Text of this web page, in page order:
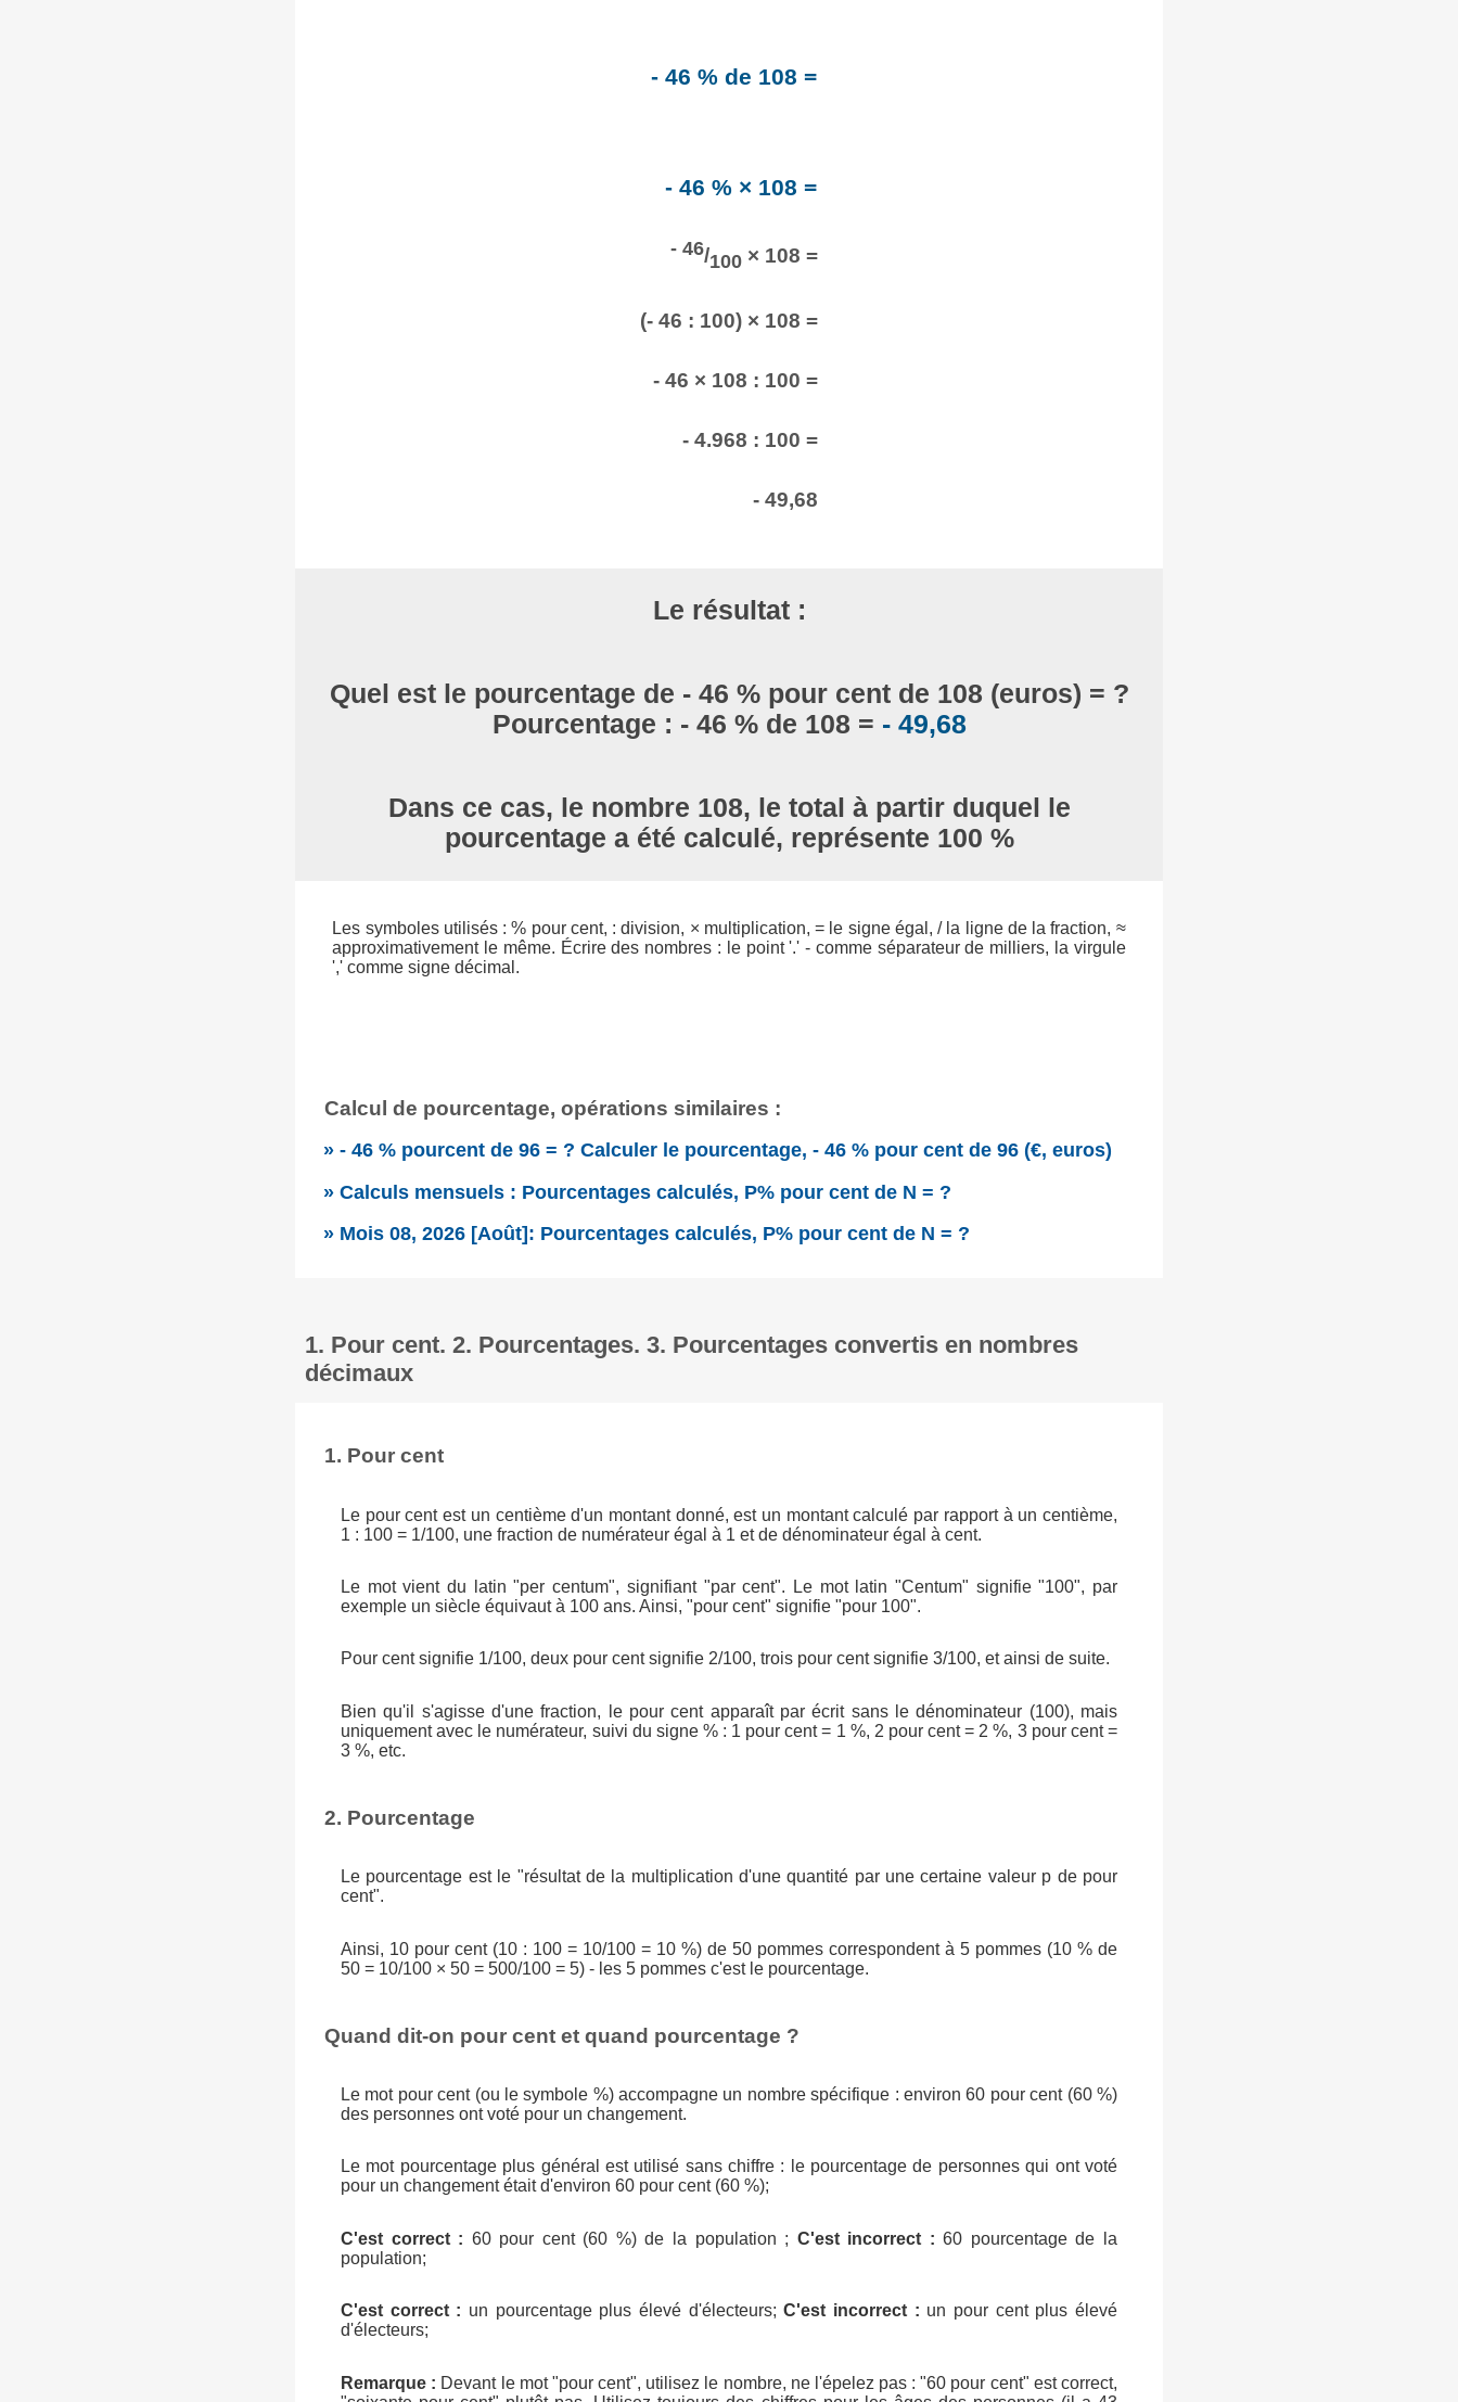
- 46 % de 108 =
- 46 % × 108 =
- 46/100 × 108 =
(- 46 : 100) × 108 =
- 46 × 108 : 100 =
- 4.968 : 100 =
- 49,68
Le résultat :
Quel est le pourcentage de - 46 % pour cent de 108 (euros) = ?
Pourcentage : - 46 % de 108 = - 49,68
Dans ce cas, le nombre 108, le total à partir duquel le
pourcentage a été calculé, représente 100 %
Les symboles utilisés : % pour cent, : division, × multiplication, = le signe égal, / la ligne de la fraction, ≈
approximativement le même. Écrire des nombres : le point '.' - comme séparateur de milliers, la virgule
',' comme signe décimal.
Calcul de pourcentage, opérations similaires :
» - 46 % pourcent de 96 = ? Calculer le pourcentage, - 46 % pour cent de 96 (€, euros)
» Calculs mensuels : Pourcentages calculés, P% pour cent de N = ?
» Mois 08, 2026 [Août]: Pourcentages calculés, P% pour cent de N = ?
1. Pour cent. 2. Pourcentages. 3. Pourcentages convertis en nombres
décimaux
1. Pour cent
Le pour cent est un centième d'un montant donné, est un montant calculé par rapport à un centième,
1 : 100 = 1/100, une fraction de numérateur égal à 1 et de dénominateur égal à cent.
Le mot vient du latin "per centum", signifiant "par cent". Le mot latin "Centum" signifie "100", par
exemple un siècle équivaut à 100 ans. Ainsi, "pour cent" signifie "pour 100".
Pour cent signifie 1/100, deux pour cent signifie 2/100, trois pour cent signifie 3/100, et ainsi de suite.
Bien qu'il s'agisse d'une fraction, le pour cent apparaît par écrit sans le dénominateur (100), mais
uniquement avec le numérateur, suivi du signe % : 1 pour cent = 1 %, 2 pour cent = 2 %, 3 pour cent =
3 %, etc.
2. Pourcentage
Le pourcentage est le "résultat de la multiplication d'une quantité par une certaine valeur p de pour
cent".
Ainsi, 10 pour cent (10 : 100 = 10/100 = 10 %) de 50 pommes correspondent à 5 pommes (10 % de
50 = 10/100 × 50 = 500/100 = 5) - les 5 pommes c'est le pourcentage.
Quand dit-on pour cent et quand pourcentage ?
Le mot pour cent (ou le symbole %) accompagne un nombre spécifique : environ 60 pour cent (60 %)
des personnes ont voté pour un changement.
Le mot pourcentage plus général est utilisé sans chiffre : le pourcentage de personnes qui ont voté
pour un changement était d'environ 60 pour cent (60 %);
C'est correct : 60 pour cent (60 %) de la population ; C'est incorrect : 60 pourcentage de la
population;
C'est correct : un pourcentage plus élevé d'électeurs;C'est incorrect : un pour cent plus élevé
d'électeurs;
Remarque : Devant le mot "pour cent", utilisez le nombre, ne l'épelez pas : "60 pour cent" est correct,